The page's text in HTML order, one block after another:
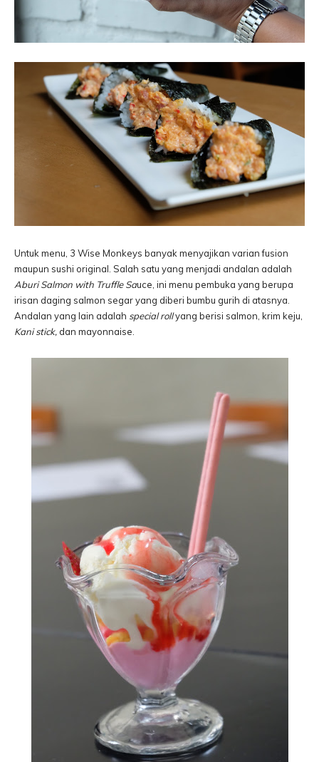
Untuk menu, 3 Wise Monkeys banyak menyajikan varian fusion
maupun sushi original. Salah satu yang menjadi andalan adalah
Aburi Salmon with Truffle Sauce, ini menu pembuka yang berupa
irisan daging salmon segar yang diberi bumbu gurih di atasnya.
Andalan yang lain adalah special rollyang berisi salmon, krim keju,
Kani stick, dan mayonnaise.